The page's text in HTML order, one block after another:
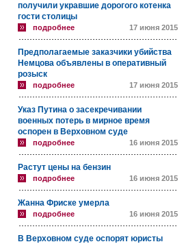
получили укравшие дорогого котенка
гости столицы
подробнее 17 июня 2015
Предполагаемые заказчики убийства
Немцова объявлены в оперативный
розыск
подробнее 17 июня 2015
Указ Путина о засекречивании
военных потерь в мирное время
оспорен в Верховном суде
подробнее 16 июня 2015
Растут цены на бензин
подробнее 16 июня 2015
Жанна Фриске умерла
подробнее 16 июня 2015
В Верховном суде оспорят юристы